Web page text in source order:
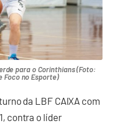
para o Corinthians (Foto:
Foco no Esporte)
da LBF CAIXA com
contra o líder